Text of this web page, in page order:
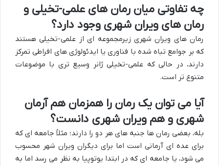
چه تفاوتی میان رمان های علمی-تخیلی و
رمان های ویران شهری وجود دارد؟
رمان های ویران شهری زیرمجموعه ای از علمی-تخیلی هستند
که بر جوامع تباه شده با فناوری یا ایدئولوژی های افراطی تمرکز
دارند، در حالی که علمی-تخیلی ژانر وسیع تری با موضوعات
متنوع تر است.
آیا می توان یک رمان را همزمان هم آرمان
شهری و هم ویران شهری دانست؟
بله، بعضی رمان ها جنبه های هر دو را دارند؛ مثلاً جامعه ای که
برای عده ای آرمانی است اما برای دیگران ویران شهر محسوب
می شود، یا جامعه ای که در ابتدا یوتوپیا به نظر می رسد اما به